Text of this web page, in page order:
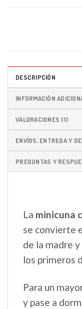
DESCRIPCIÓN
INFORMACIÓN
VALORACIONES (1)
ENVÍOS, ENTREGA Y
PREGUNTAS Y
La minicuna
se convierte
de la madre
los primeros
Para un
y pase a